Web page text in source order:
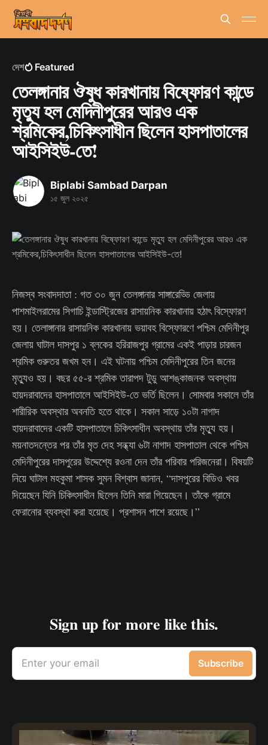
দেশ Featured
তেলঙ্গানার ঔষুধ কারখানায় বিষ্ফোরণ কান্ডে
মৃত্যু হল মেদিনীপুরের আরও এক
শ্রমিকের,চিকিৎসাধীন ছিলেন হাসপাতালের
আইসিইউ-তে!
Biplabi Sambad Darpan
১৫ জুল ২০২৫
নিজস্ব সংবাদদাতা : গত ৩০ জুন তেলঙ্গানার সাঙ্গারেড্ডি জেলায়
পাশমাইলরামের সিগাচি ইন্ডাস্ট্রিজের রাসায়নিক কারখানায় হঠাৎ বিস্ফোরণ
হয়। তেলাঙ্গানার রাসায়নিক কারখানায় ভয়াবহ বিস্ফোরণে পশ্চিম মেদিনীপুর
জেলায় ঘাটাল দাসপুর ১ ব্লকের হরিরাজপুর গ্রামের একই পাড়ার চারজন
শ্রমিক গুরুতর জখম হন। এই ঘটনায় পশ্চিম মেদিনীপুরের তিন জনের
মৃত্যুও হয়। বছর ৫৫-র শ্রমিক তারাপদ টুডু আশঙ্কাজনক অবস্থায়
হায়দরাবাদের হাসপাতালে আইসিইউ-তে ভর্তি ছিলেন। সোমবার সকালে তাঁর
শারীরিক অবস্থার অবনতি হতে থাকে। সকাল সাড়ে ১০টা নাগাদ
হায়দরাবাদের একটি হাসপাতালে চিকিৎসাধীন অবস্থায় তাঁর মৃত্যু হয়।
ময়নাতদন্তের পর তাঁর মৃত দেহ সন্ধ্যা ৬টা নাগাদ হাসপাতাল থেকে পশ্চিম
মেদিনীপুরের দাসপুরের উদ্দেশ্যে রওনা দেন তাঁর পরিবার পরিজনেরা। বিষয়টি
নিয়ে ঘাটাল মহকুমা শাসক সুমন বিশ্বাস জানান, “দাসপুরের বিডিও খবর
দিয়েছেন যিনি চিকিৎসাধীন ছিলেন তিনি মারা গিয়েছেন। তাঁকে গ্রামে
ফেরানোর ব্যবস্থা করা হয়েছে। প্রশাসন পাশে রয়েছে।”
Sign up for more like this.
Enter your email Subscribe